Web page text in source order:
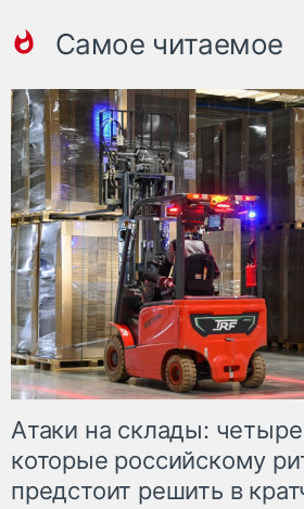
Самое читаемое
Атаки на склады:
которые российскому
предстоит решить в